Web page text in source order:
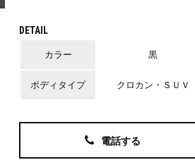
DETAIL
カラー 黒
ボディタイプ クロカン・ＳＵＶ
電話する